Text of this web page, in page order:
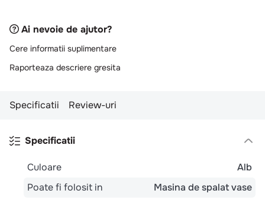
8. aripi
9. croissant
10.pizza
Ai nevoie de ajutor?
Cere informatii suplimentare
Raporteaza descriere gresita
Specificatii Review-uri
Specificatii
Culoare
Alb
Poate fi folosit in
Masina de spalat vase